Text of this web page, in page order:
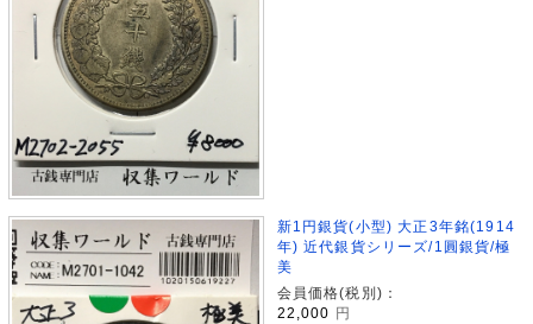
新1円銀貨(小型) 大正3年銘(1914
年) 近代銀貨シリーズ/1圓銀貨/極
美
会員価格(税別)：
22,000
円